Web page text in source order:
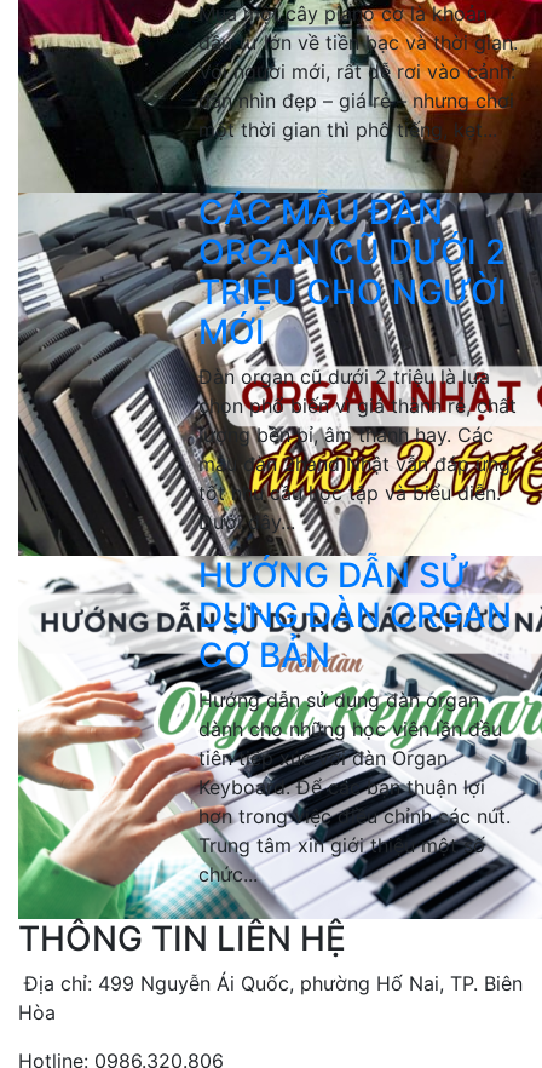
Mua một cây piano cơ là khoản
đầu tư lớn về tiền bạc và thời gian.
Với người mới, rất dễ rơi vào cảnh:
đàn nhìn đẹp – giá rẻ – nhưng chơi
một thời gian thì phô tiếng, kẹt...
CÁC MẪU ĐÀN
ORGAN CŨ DƯỚI 2
TRIỆU CHO NGƯỜI
MỚI
Đàn organ cũ dưới 2 triệu là lựa
chọn phổ biến vì giá thành rẻ, chất
lượng bền bỉ, âm thanh hay. Các
mẫu đàn 2hand Nhật vẫn đáp ứng
tốt nhu cầu học tập và biểu diễn.
Dưới đây...
HƯỚNG DẪN SỬ
DỤNG ĐÀN ORGAN
CƠ BẢN
Hướng dẫn sử dụng đàn organ
dành cho những học viên lần đầu
tiên tiếp xúc với đàn Organ
Keyboard. Để các bạn thuận lợi
hơn trong việc điều chỉnh các nút.
Trung tâm xin giới thiệu một số
chức...
THÔNG TIN LIÊN HỆ
Địa chỉ: 499 Nguyễn Ái Quốc, phường Hố Nai, TP. Biên
Hòa
Hotline: 0986.320.806